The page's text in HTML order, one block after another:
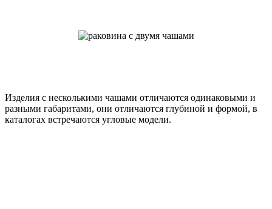
Изделия с несколькими чашами отличаются одинаковыми и
разными габаритами, они отличаются глубиной и формой, в
каталогах встречаются угловые модели.